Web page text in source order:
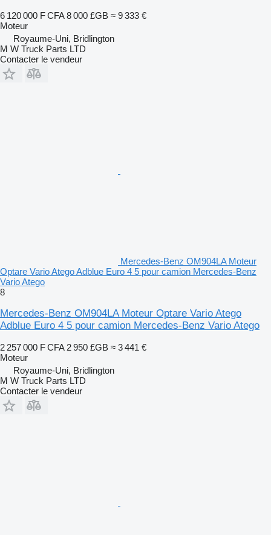
6 120 000 F CFA 8 000 £GB ≈ 9 333 €
Moteur
Royaume-Uni, Bridlington
M W Truck Parts LTD
Contacter le vendeur
Mercedes-Benz OM904LA Moteur
Optare Vario Atego Adblue Euro 4 5 pour camion Mercedes-Benz
Vario Atego
8
Mercedes-Benz OM904LA Moteur Optare Vario Atego
Adblue Euro 4 5 pour camion Mercedes-Benz Vario Atego
2 257 000 F CFA 2 950 £GB ≈ 3 441 €
Moteur
Royaume-Uni, Bridlington
M W Truck Parts LTD
Contacter le vendeur